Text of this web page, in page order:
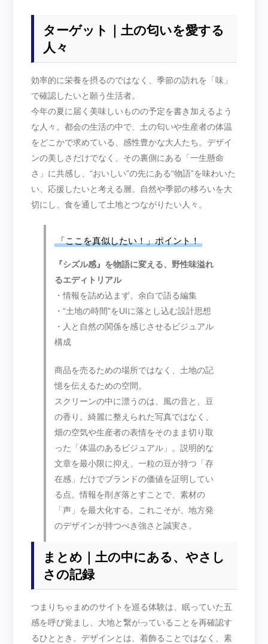
ターゲット｜土の匂いを愛する
人々
効率的に栄養を摂るのではなく、季節の訪れを「味」
で確認したいと願う生活者。
今年の夏に届く美味しいものの予定を書き加えるよう
な人々。都会の生活の中で、土の匂いや生産者の体温
をどこかで求めている、感性豊かな大人たち。デザイ
ンの美しさだけでなく、その裏側にある「一生懸命
さ」に共感し、“おいしい”の先にある“物語”を味わいた
い、応援したいと考える層。自然や季節の移ろいを大
切にし、食を通して土地とつながりたい人々。
「ここを真似したい！」ポイント！
『シズル感』を物語に変える、野性味溢れ
るエディトリアル
・情報を詰め込まず、余白で語る編集
・“土地の時間”をUIに落とし込む設計思想
・人と自然の関係を感じさせるビジュアル
構成
商品を売るための場所ではなく、土地の記
憶を伝えるための空間。
スクリーンの中に漂うのは、風の音と、豆
の香り。綺麗に整えられた写真ではなく、
畑の空気や生産者の表情をそのまま切り取
った「体温のあるビジュアル」。説明的な
文章を最小限に抑え、一粒の豆が持つ「存
在感」だけでブランドの価値を証明してい
る点。情報を削ぎ落とすことで、素材の
「声」を最大化する。これこそが、地方発
のデザインが持つべき強さと誠実さ。
まとめ｜土の中にある、やさし
さの記録
つまりちゃまめのサイトを巡る体験は、眠っていた五
感を呼び覚まし、大地と繋がっていることを再確認す
るひととき。デザインとは、着飾ることではなく、素